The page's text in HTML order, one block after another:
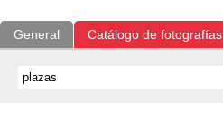
General Catálogo de fotografías